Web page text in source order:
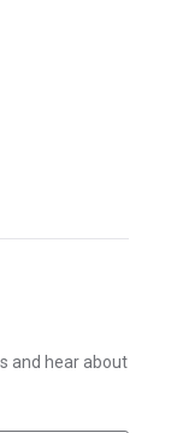
and hear about